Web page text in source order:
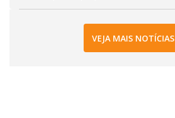
VEJA MAIS NOTÍCIAS